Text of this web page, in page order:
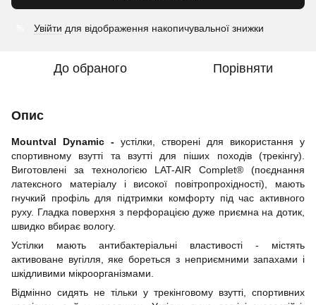
Увійти для відображення накопичувальної знижки
До обраного Порівняти
Опис
Mountval Dynamic - устілки, створені для використання у
спортивному взутті та взутті для піших походів (трекінгу).
Виготовлені за технологією LAT-AIR Complet® (поєднання
латексного матеріалу і високої повітропрохідності), мають
гнучкий профіль для підтримки комфорту під час активного
руху. Гладка поверхня з перфорацією дуже приємна на дотик,
швидко вбирає вологу.
Устілки мають антибактеріальні властивості - містять
активоване вугілля, яке бореться з неприємними запахами і
шкідливими мікроорганізмами.
Відмінно сидять не тільки у трекінговому взутті, спортивних